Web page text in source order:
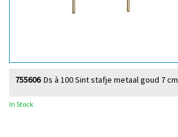
Ds à 100 Sint stafje metaal goud 7 cm
755606
In Stock